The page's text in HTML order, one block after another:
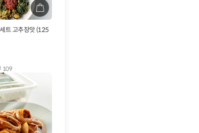
트 고추장맛 (125
109